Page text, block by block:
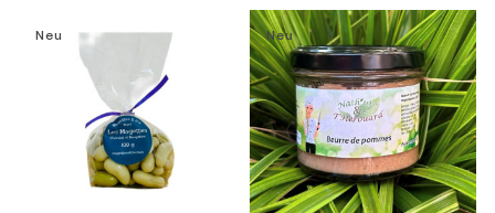
Neu Neu